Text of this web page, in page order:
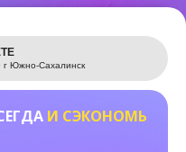
Leaflet
г Южно-Сахалинск
И СЭКОНОМЬ